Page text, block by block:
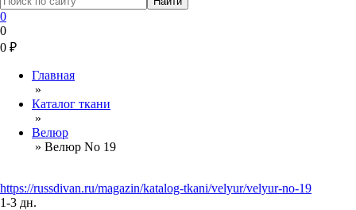
0
0
0 ₽
Главная
»
Каталог ткани
»
Велюр
» Велюр No 19
https://russdivan.ru/magazin/katalog-tkani/velyur/velyur-no-19
1-3 дн.